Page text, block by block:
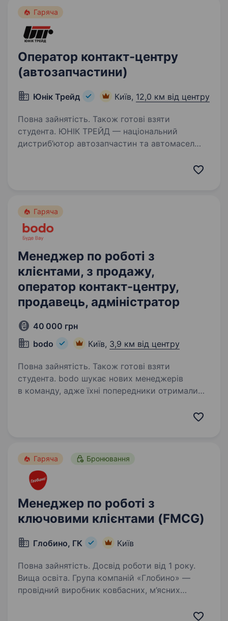
Гаряча
Оператор контакт-центру
(автозапчастини)
Юнiк Трейд Київ, 12,0 км від центру
Повна зайнятість. Також готові взяти
студента. ЮНІК ТРЕЙД — національний
дистриб’ютор автозапчастин та автомасел
Гаряча
Менеджер по роботі з
клієнтами, з продажу,
оператор контакт-центру,
продавець, адміністратор
40 000 грн
bodo
Київ, 3,9 км від центру
Повна зайнятість. Також готові взяти
студента. bodo шукає нових менеджерів
в команду, адже їхні попередники отримали
Гаряча Бронювання
Менеджер по роботі з
ключовими клієнтами (FMCG)
Глобино, ГК Київ
Повна зайнятість. Досвід роботи від 1 року.
Вища освіта. Група компаній «Глобино» —
провідний виробник ковбасних, м’ясних